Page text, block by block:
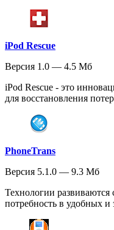
iPod Rescue
Версия 1.0 — 4.5 Мб
iPod Rescue - это
для восстановления
PhoneTrans
Версия 5.1.0 — 9.3 Мб
Технологии
потребность в удобных